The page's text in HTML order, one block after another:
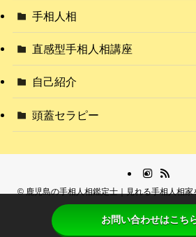
手相人相
直感型手相人相講座
自己紹介
頭蓋セラピー
©鹿児島の手相人相鑑定士｜見れる手相人相家
お問い合わせはこち